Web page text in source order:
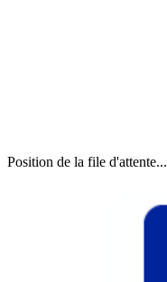
Position de la file d'attente...